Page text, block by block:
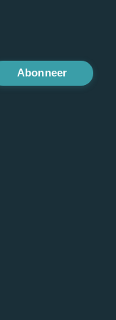
Abonneer